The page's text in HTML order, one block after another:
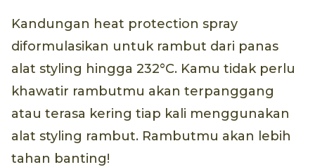
Kandungan heat protection spray
diformulasikan untuk rambut dari panas
alat styling hingga 232°C. Kamu tidak perlu
khawatir rambutmu akan terpanggang
atau terasa kering tiap kali menggunakan
alat styling rambut. Rambutmu akan lebih
tahan banting!